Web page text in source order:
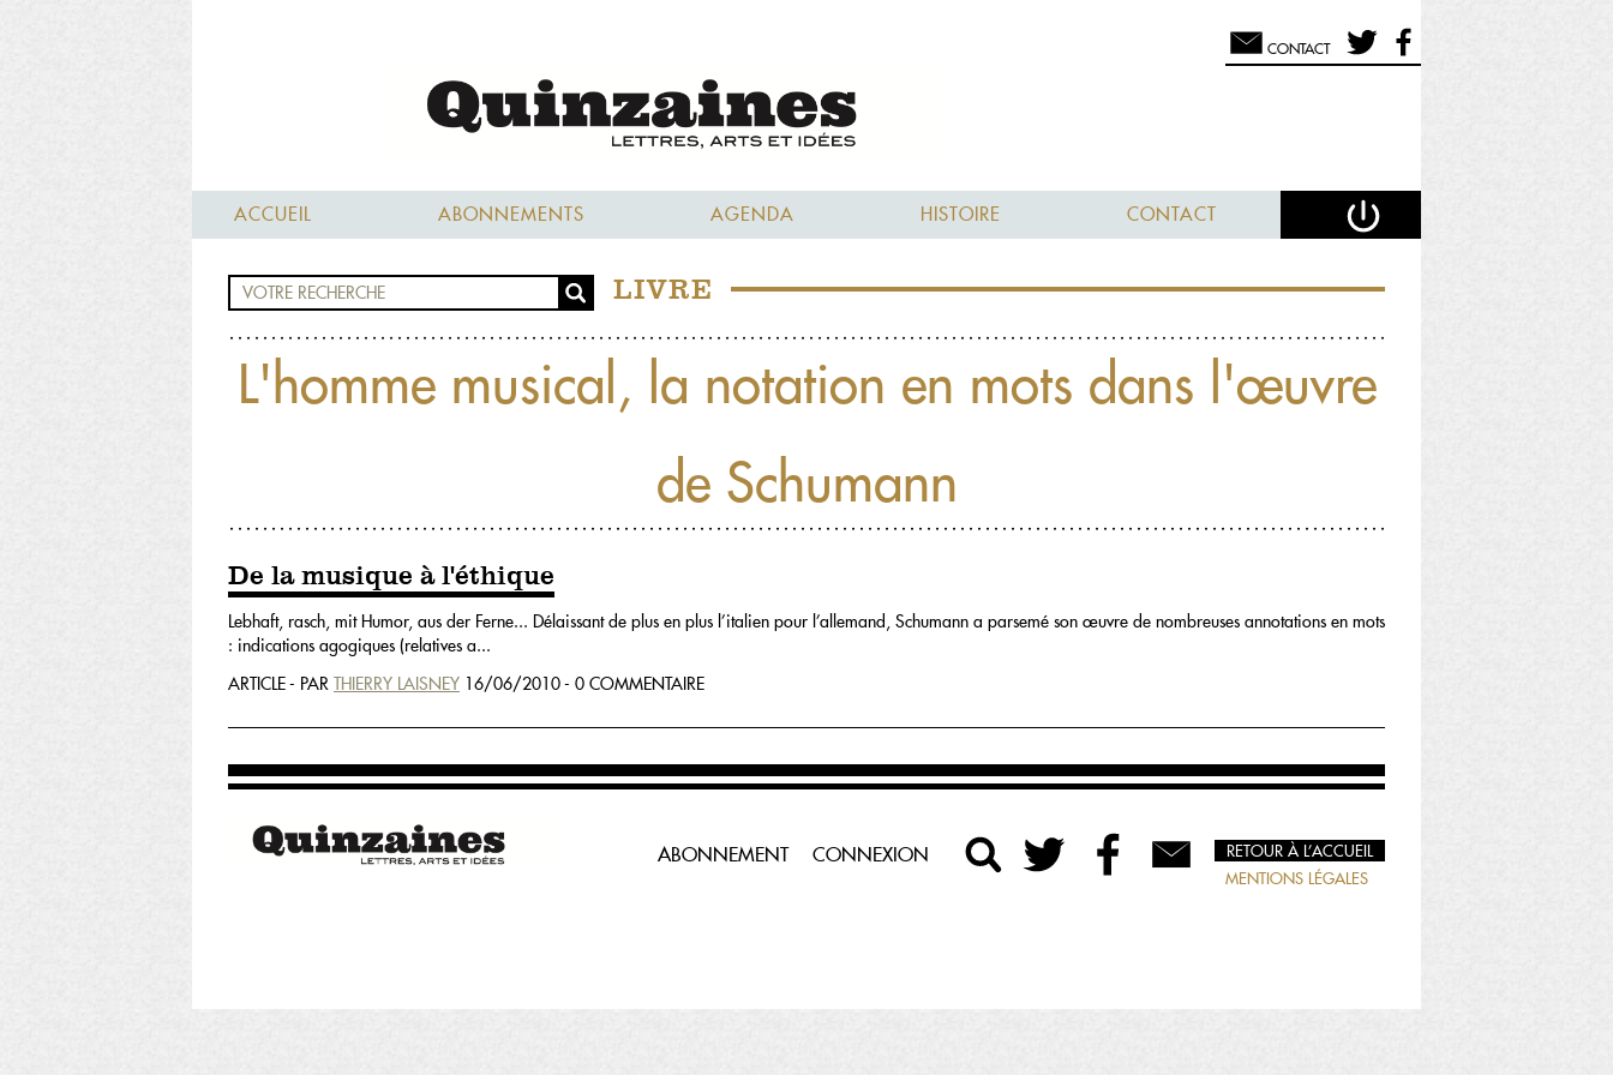
CONTACT
ACCUEIL ABONNEMENTS AGENDA HISTOIRE CONTACT
LIVRE
L'homme musical, la notation en mots dans l'œuvre
de Schumann
De la musique à l'éthique
Lebhaft, rasch, mit Humor, aus der Ferne... Délaissant de plus en plus l’italien pour l’allemand, Schumann a parsemé son œuvre de nombreuses annotations en mots
: indications agogiques (relatives a...
ARTICLE - PAR THIERRY LAISNEY 16/06/2010 - 0 COMMENTAIRE
ABONNEMENT CONNEXION
RETOUR À L’ACCUEIL
MENTIONS LÉGALES